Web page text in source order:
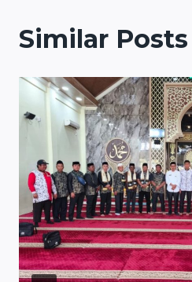
Similar Posts